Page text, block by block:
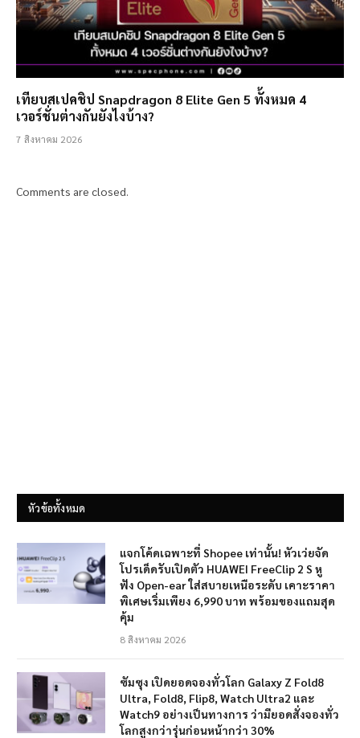
เทียบสเปคชิป Snapdragon 8 Elite Gen 5 ทั้งหมด 4
เวอร์ชั่นต่างกันยังไงบ้าง?
7 สิงหาคม 2026
Comments are closed.
หัวข้อทั้งหมด
แจกโค้ดเฉพาะที่ Shopee เท่านั้น! หัวเว่ยจัด
โปรเด็ดรับเปิดตัว HUAWEI FreeClip 2 S หู
ฟัง Open-ear ใส่สบายเหนือระดับ เคาะราคา
พิเศษเริ่มเพียง 6,990 บาท พร้อมของแถมสุด
คุ้ม
8 สิงหาคม 2026
ซัมซุง เปิดยอดจองทั่วโลก Galaxy Z Fold8
Ultra, Fold8, Flip8, Watch Ultra2 และ
Watch9 อย่างเป็นทางการ ว่ามียอดสั่งจองทั่ว
โลกสูงกว่ารุ่นก่อนหน้ากว่า 30%